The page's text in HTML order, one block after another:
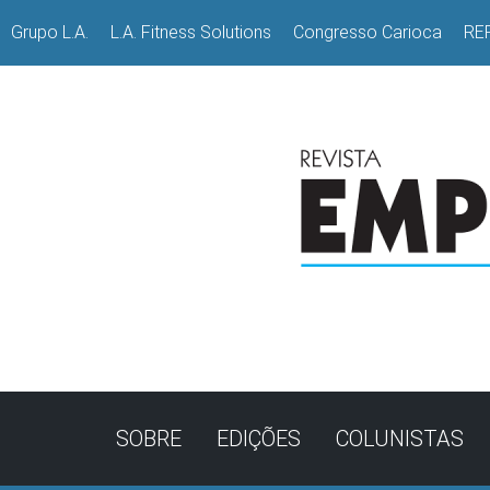
Grupo L.A. L.A. Fitness Solutions Congresso Carioca
SOBRE EDIÇÕES COLUNISTAS